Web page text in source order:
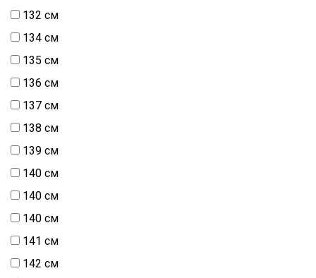
132 см
134 см
135 см
136 см
137 см
138 см
139 см
140 см
140 см
140 см
141 см
142 см